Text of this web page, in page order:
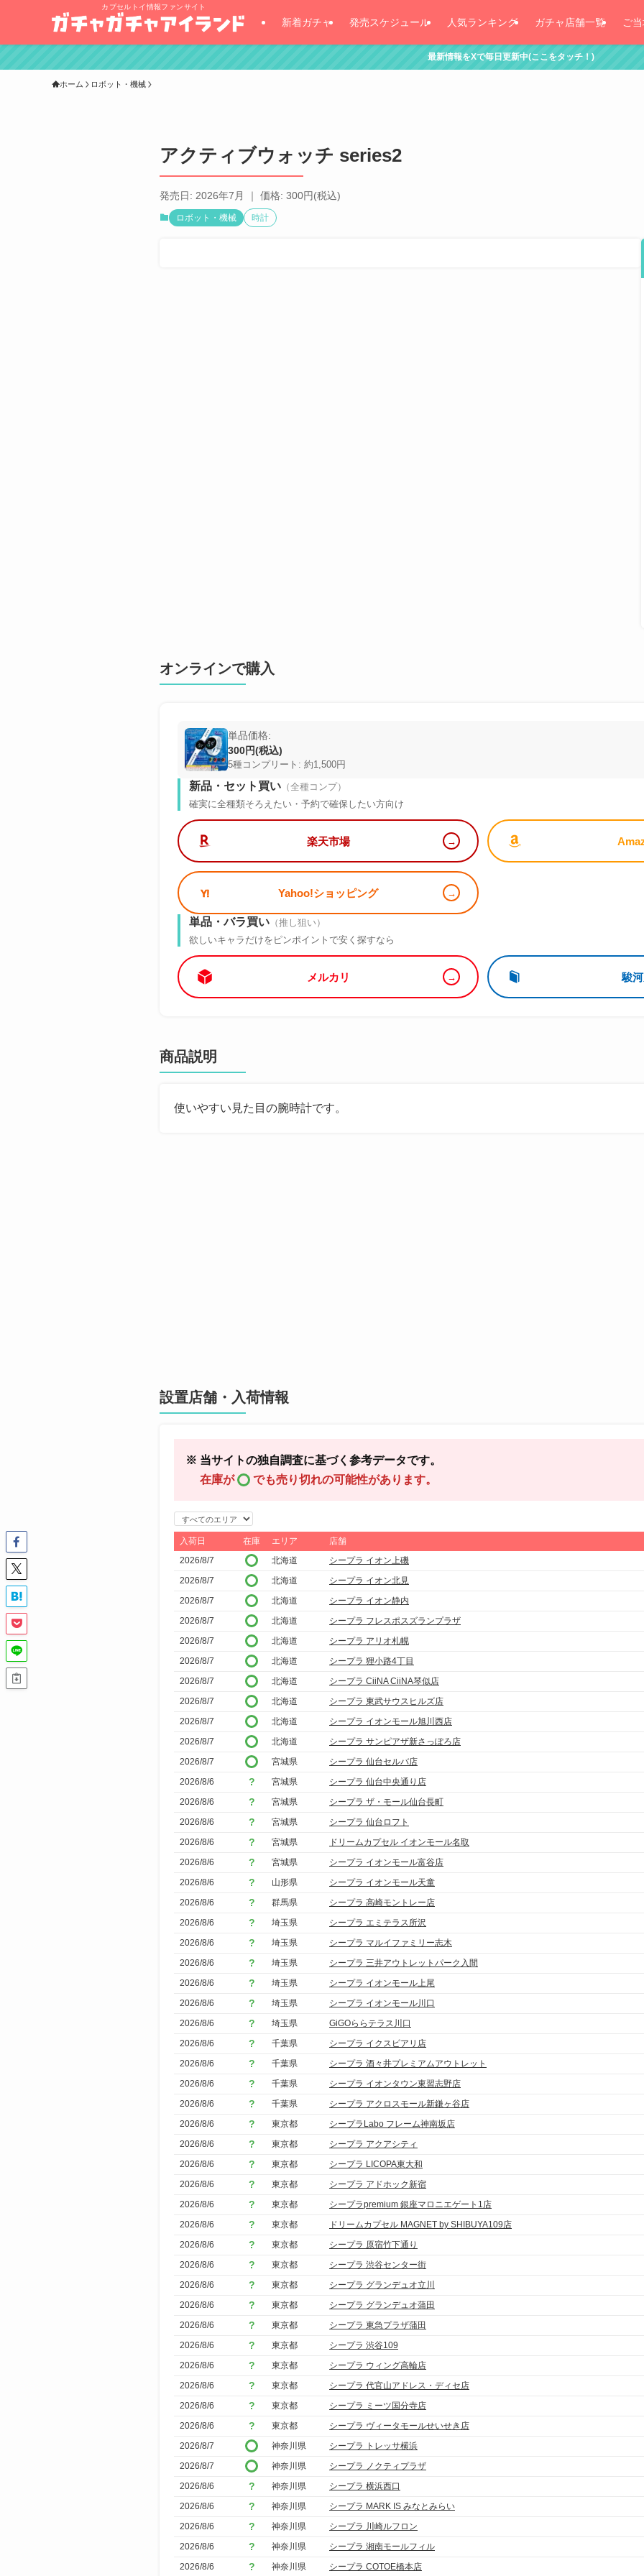
カプセルトイ情報ファンサイト
新着ガチャ 発売スケジュール 人気ランキング ガチャ店舗一覧 ご
最新情報をXで毎日更新中(ここをタッチ！)
ホーム ロボット・機械
アクティブウォッチ series2
発売日: 2026年7月 ｜ 価格: 300円(税込)
ロボット・機械 時計
オンラインで購入
単品価格:
300円(税込)
5種コンプリート: 約1,500円
新品・セット買い （全種コンプ）
確実に全種類そろえたい・予約で確保したい方向け
楽天市場
Yahoo!ショッピング
単品・バラ買い （推し狙い）
欲しいキャラだけをピンポイントで安く探すなら
メルカリ 駿
商品説明
使いやすい見た目の腕時計です。
設置店舗・入荷情報
※ 当サイトの独自調査に基づく参考データです。
在庫が
でも売り切れの可能性があります。
エ
リ
ア
り
込
み
入荷日 在庫 エリア
店舗
2026/8/7
北海道
シープラ イオン上磯
2026/8/7
北海道
シープラ イオン北見
2026/8/7
北海道
シープラ イオン静内
2026/8/7
北海道
シープラ フレスポスズランプラザ
2026/8/7
北海道
シープラ アリオ札幌
2026/8/7
北海道
シープラ 狸小路4丁目
2026/8/7
北海道
シープラ CiiNA CiiNA琴似店
2026/8/7
北海道
シープラ 東武サウスヒルズ店
2026/8/7
北海道
シープラ イオンモール旭川西店
2026/8/7
北海道
シープラ サンピアザ新さっぽろ店
2026/8/7
宮城県
シープラ 仙台セルバ店
2026/8/6
宮城県
シープラ 仙台中央通り店
2026/8/6
宮城県
シープラ ザ・モール仙台長町
2026/8/6
宮城県
シープラ 仙台ロフト
2026/8/6
宮城県
ドリームカプセル イオンモール名取
2026/8/6
宮城県
シープラ イオンモール富谷店
2026/8/6
山形県
シープラ イオンモール天童
2026/8/6
群馬県
シープラ 高崎モントレー店
2026/8/6
埼玉県
シープラ エミテラス所沢
2026/8/6
埼玉県
シープラ マルイファミリー志木
2026/8/6
埼玉県
シープラ 三井アウトレットパーク入間
2026/8/6
埼玉県
シープラ イオンモール上尾
2026/8/6
埼玉県
シープラ イオンモール川口
2026/8/6
埼玉県
GiGOららテラス川口
2026/8/6
千葉県
シープラ イクスピアリ店
2026/8/6
千葉県
シープラ 酒々井プレミアムアウトレット
2026/8/6
千葉県
シープラ イオンタウン東習志野店
2026/8/6
千葉県
シープラ アクロスモール新鎌ヶ谷店
2026/8/6
東京都
シープラLabo フレーム神南坂店
2026/8/6
東京都
シープラ アクアシティ
2026/8/6
東京都
シープラ LICOPA東大和
2026/8/6
東京都
シープラ アドホック新宿
2026/8/6
東京都
シープラpremium 銀座マロニエゲート1店
2026/8/6
東京都
ドリームカプセル MAGNET by SHIBUYA109店
2026/8/6
東京都
シープラ 原宿竹下通り
2026/8/6
東京都
シープラ 渋谷センター街
2026/8/6
東京都
シープラ グランデュオ立川
2026/8/6
東京都
シープラ グランデュオ蒲田
2026/8/6
東京都
シープラ 東急プラザ蒲田
2026/8/6
東京都
シープラ 渋谷109
2026/8/6
東京都
シープラ ウィング高輪店
2026/8/6
東京都
シープラ 代官山アドレス・ディセ店
2026/8/6
東京都
シープラ ミーツ国分寺店
2026/8/6
東京都
シープラ ヴィータモールせいせき店
2026/8/7
神奈川県
シープラ トレッサ横浜
2026/8/7
神奈川県
シープラ ノクティプラザ
2026/8/6
神奈川県
シープラ 横浜西口
2026/8/6
神奈川県
シープラ MARK IS みなとみらい
2026/8/6
神奈川県
シープラ 川崎ルフロン
2026/8/6
神奈川県
シープラ 湘南モールフィル
2026/8/6
神奈川県 シープラ COTOE橋本店